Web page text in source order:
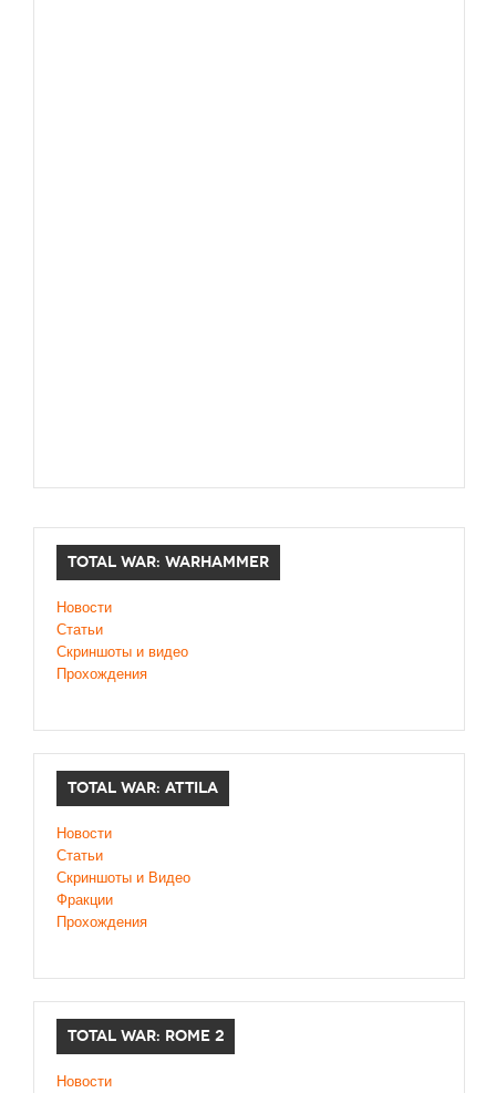
TOTAL WAR: WARHAMMER
Новости
Статьи
Скриншоты и видео
Прохождения
TOTAL WAR: ATTILA
Новости
Статьи
Скриншоты и Видео
Фракции
Прохождения
TOTAL WAR: ROME 2
Новости